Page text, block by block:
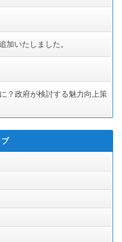
加いたしました。
？政府が検討する魅力向上策